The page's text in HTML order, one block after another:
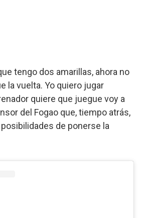
tengo dos amarillas, ahora no
la vuelta. Yo quiero jugar
quiere que juegue voy a
del Fogao que, tiempo atrás,
de ponerse la